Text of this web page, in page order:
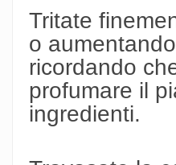
Tritate
o
ricordando
profumare il
ingredienti.